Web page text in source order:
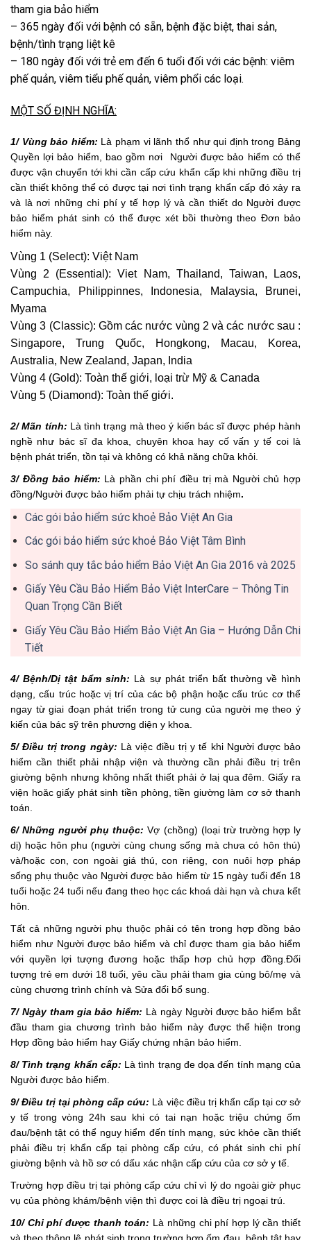
tham gia bảo hiểm
– 365 ngày đối với bệnh có sẵn, bệnh đặc biệt, thai sản,
bệnh/tình trạng liệt kê
– 180 ngày đối với trẻ em đến 6 tuổi đối với các bệnh: viêm
phế quản, viêm tiểu phế quản, viêm phổi các loại.
MỘT SỐ ĐỊNH NGHĨA:
1/ Vùng bảo hiểm: Là phạm vi lãnh thổ như qui định trong Bảng
Quyền lợi bảo hiểm, bao gồm nơi Người được bảo hiểm có thể
được vận chuyển tới khi cần cấp cứu khẩn cấp khi những điều trị
cần thiết không thể có được tại nơi tình trạng khẩn cấp đó xảy ra
và là nơi những chi phí y tế hợp lý và cần thiết do Người được
bảo hiểm phát sinh có thể được xét bồi thường theo Đơn bảo
hiểm này.
Vùng 1 (Select): Việt Nam
Vùng 2 (Essential): Viet Nam, Thailand, Taiwan, Laos,
Campuchia, Philippinnes, Indonesia, Malaysia, Brunei,
Myama
Vùng 3 (Classic): Gồm các nước vùng 2 và các nước sau :
Singapore, Trung Quốc, Hongkong, Macau, Korea,
Australia, New Zealand, Japan, India
Vùng 4 (Gold): Toàn thế giới, loại trừ Mỹ & Canada
Vùng 5 (Diamond): Toàn thế giới.
2/ Mãn tính: Là tình trạng mà theo ý kiến bác sĩ được phép hành
nghề như bác sĩ đa khoa, chuyên khoa hay cố vấn y tế coi là
bệnh phát triển, tồn tại và không có khả năng chữa khỏi.
3/ Đồng bảo hiểm: Là phần chi phí điều trị mà Người chủ hợp
đồng/Người được bảo hiểm phải tự chịu trách nhiệm.
Các gói bảo hiểm sức khoẻ Bảo Việt An Gia
Các gói bảo hiểm sức khoẻ Bảo Việt Tâm Bình
So sánh quy tắc bảo hiểm Bảo Việt An Gia 2016 và 2025
Giấy Yêu Cầu Bảo Hiểm Bảo Việt InterCare – Thông Tin
Quan Trọng Cần Biết
Giấy Yêu Cầu Bảo Hiểm Bảo Việt An Gia – Hướng Dẫn Chi
Tiết
4/ Bệnh/Dị tật bẩm sinh: Là sự phát triển bất thường về hình
dạng, cấu trúc hoặc vị trí của các bộ phận hoặc cấu trúc cơ thể
ngay từ giai đoạn phát triển trong tử cung của người mẹ theo ý
kiến của bác sỹ trên phương diện y khoa.
5/ Điều trị trong ngày: Là việc điều trị y tế khi Người được bảo
hiểm cần thiết phải nhập viện và thường cần phải điều trị trên
giường bệnh nhưng không nhất thiết phải ở laị qua đêm. Giấy ra
viện hoăc giấy phát sinh tiền phòng, tiền giường làm cơ sở thanh
toán.
6/ Những người phụ thuộc:Vợ (chồng) (loại trừ trường hợp ly
dị) hoặc hôn phu (người cùng chung sống mà chưa có hôn thú)
và/hoặc con, con ngoài giá thú, con riêng, con nuôi hợp pháp
sống phụ thuộc vào Người được bảo hiểm từ 15 ngày tuổi đến 18
tuổi hoặc 24 tuổi nếu đang theo học các khoá dài hạn và chưa kết
hôn.
Tất cả những người phụ thuộc phải có tên trong hợp đồng bảo
hiểm như Người được bảo hiểm và chỉ được tham gia bảo hiểm
với quyền lợi tượng đương hoặc thấp hơp chủ hợp đồng.Đối
tượng trẻ em dưới 18 tuổi, yêu cầu phải tham gia cùng bô/mẹ và
cùng chương trình chính và Sửa đổi bổ sung.
7/ Ngày tham gia bảo hiểm: Là ngày Người được bảo hiểm bắt
đầu tham gia chương trình bảo hiểm này được thể hiện trong
Hợp đồng bảo hiểm hay Giấy chứng nhận bảo hiểm.
8/ Tình trạng khẩn cấp: Là tình trạng đe dọa đến tính mạng của
Người được bảo hiểm.
9/ Điều trị tại phòng cấp cứu: Là việc điều trị khẩn cấp tại cơ sở
y tế trong vòng 24h sau khi có tai nạn hoặc triệu chứng ốm
đau/bệnh tật có thể nguy hiểm đến tính mạng, sức khỏe cần thiết
phải điều trị khẩn cấp tại phòng cấp cứu, có phát sinh chi phí
giường bệnh và hồ sơ có dấu xác nhận cấp cứu của cơ sở y tế.
Trường hợp điều trị tại phòng cấp cứu chỉ vì lý do ngoài giờ phục
vụ của phòng khám/bệnh viện thì được coi là điều trị ngoại trú.
10/ Chi phí được thanh toán: Là những chi phí hợp lý cần thiết
và theo thông lệ phát sinh trong trường hợp ốm đau, bệnh tật hay